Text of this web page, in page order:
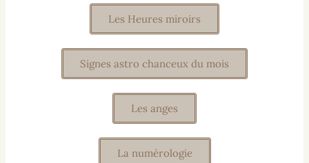
Les Heures miroirs
Signes astro chanceux du mois
Les anges
La numérologie